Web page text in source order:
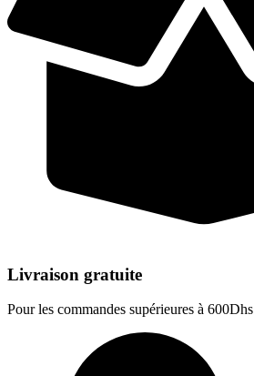
Livraison gratuite
Pour les commandes supérieures à 600Dhs